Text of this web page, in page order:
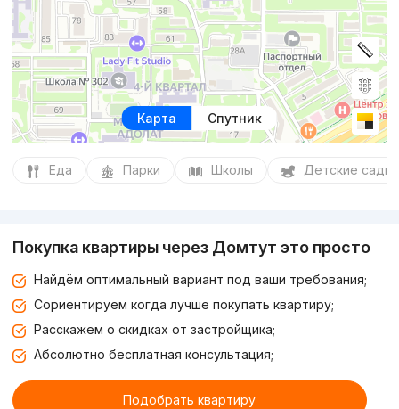
Карта Спутник
Еда Парки Школы Детские сады
Покупка квартиры через Домтут это просто
Найдём оптимальный вариант под ваши требования;
Сориентируем когда лучше покупать квартиру;
Расскажем о скидках от застройщика;
Абсолютно бесплатная консультация;
Подобрать квартиру